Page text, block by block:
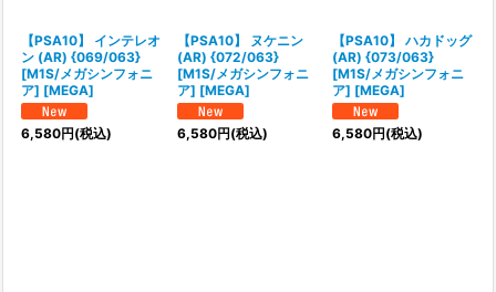
【PSA10】 インテレオ
ン (AR) {069/063}
[M1S/メガシンフォニ
ア] [MEGA]
6,580円(税込)
【PSA10】 ヌケニン
(AR) {072/063}
[M1S/メガシンフォニ
ア] [MEGA]
6,580円(税込)
【PSA10】 ハカドッグ
(AR) {073/063}
[M1S/メガシンフォニ
ア] [MEGA]
6,580円(税込)